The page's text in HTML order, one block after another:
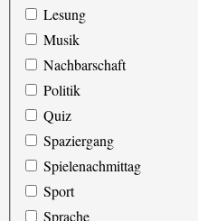
Lesung
Musik
Nachbarschaft
Politik
Quiz
Spaziergang
Spielenachmittag
Sport
Sprache